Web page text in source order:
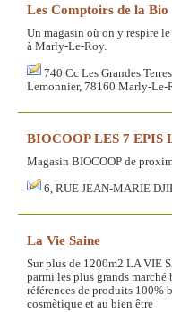
Les Comptoirs de la Bio
Un magasin où on y respire
à Marly-Le-Roy.
740 Cc Les Grandes
Lemonnier, 78160 Marly-Le-
BIOCOOP LES 7 EPIS
Magasin BIOCOOP de
6, RUE JEAN-MARIE
La Vie Saine
Sur plus de 1200m2 LA VIE
parmi les plus grands
références de produits 100%
cosmètique et au bien être